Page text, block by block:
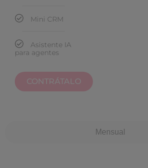
Mensual
Mini CRM
Asistente IA
para agentes
CONTRÁTALO